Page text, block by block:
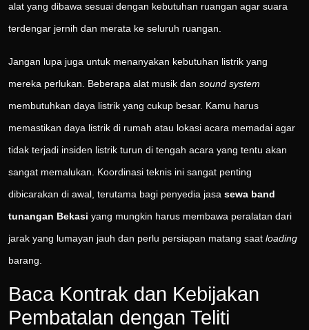
alat yang dibawa sesuai dengan kebutuhan ruangan agar suara
terdengar jernih dan merata ke seluruh ruangan.
Jangan lupa juga untuk menanyakan kebutuhan listrik yang
mereka perlukan. Beberapa alat musik dan sound system
membutuhkan daya listrik yang cukup besar. Kamu harus
memastikan daya listrik di rumah atau lokasi acara memadai agar
tidak terjadi insiden listrik turun di tengah acara yang tentu akan
sangat memalukan. Koordinasi teknis ini sangat penting
dibicarakan di awal, terutama bagi penyedia jasa sewa band
tunangan Bekasi yang mungkin harus membawa peralatan dari
jarak yang lumayan jauh dan perlu persiapan matang saat loading
barang.
Baca Kontrak dan Kebijakan
Pembatalan dengan Teliti